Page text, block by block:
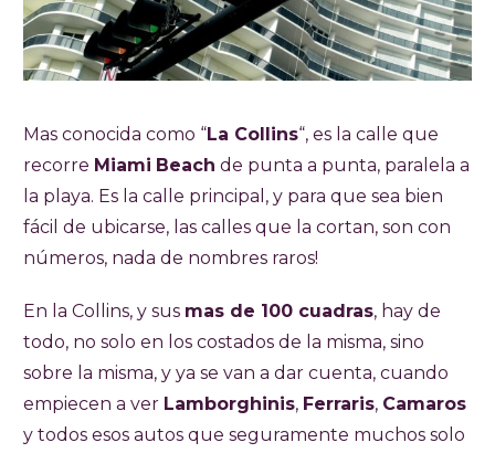
Mas conocida como “La Collins“, es la calle que
recorre Miami Beach de punta a punta, paralela a
la playa. Es la calle principal, y para que sea bien
fácil de ubicarse, las calles que la cortan, son con
números, nada de nombres raros!
En la Collins, y sus mas de 100 cuadras, hay de
todo, no solo en los costados de la misma, sino
sobre la misma, y ya se van a dar cuenta, cuando
empiecen a ver Lamborghinis, Ferraris, Camaros
y todos esos autos que seguramente muchos solo